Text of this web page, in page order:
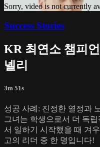
Sorry, video is not currently
Success Stories
KR 최연소 챔피
넬리
3m 51s
성공 사례: 진정한 열정과
그녀는 학생으로서 더 독립
서 일하기 시작했을 때 겨
고의 리더 중 한 명입니다!